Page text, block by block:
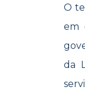
O
em
da